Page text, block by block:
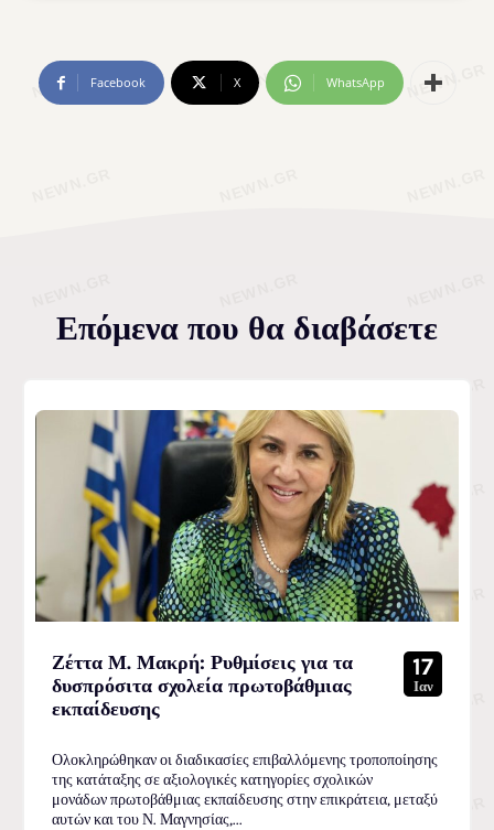
Facebook X WhatsApp
Επόμενα που θα διαβάσετε
Ζέττα Μ. Μακρή: Ρυθμίσεις για τα
δυσπρόσιτα σχολεία πρωτοβάθμιας
εκπαίδευσης
17
Ιαν
Ολοκληρώθηκαν οι διαδικασίες επιβαλλόμενης τροποποίησης
της κατάταξης σε αξιολογικές κατηγορίες σχολικών
μονάδων πρωτοβάθμιας εκπαίδευσης στην επικράτεια, μεταξύ
αυτών και του Ν. Μαγνησίας,...